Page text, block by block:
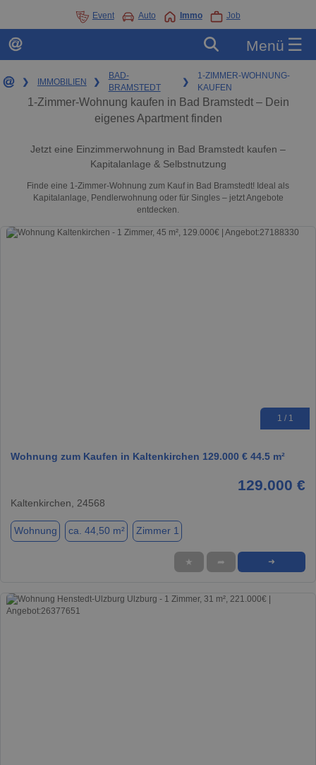
Event Auto Immo Job
Menü ☰
❯ IMMOBILIEN ❯
BAD-
BRAMSTEDT
❯
1-ZIMMER-WOHNUNG-
KAUFEN
1-Zimmer-Wohnung kaufen in Bad Bramstedt – Dein
eigenes Apartment finden
Jetzt eine Einzimmerwohnung in Bad Bramstedt kaufen –
Kapitalanlage & Selbstnutzung
Finde eine 1-Zimmer-Wohnung zum Kauf in Bad Bramstedt! Ideal als
Kapitalanlage, Pendlerwohnung oder für Singles – jetzt Angebote
entdecken.
1 / 1
Wohnung zum Kaufen in Kaltenkirchen 129.000 € 44.5 m²
129.000 €
Kaltenkirchen, 24568
Wohnung ca. 44,50 m² Zimmer 1
★ ➦ ➜